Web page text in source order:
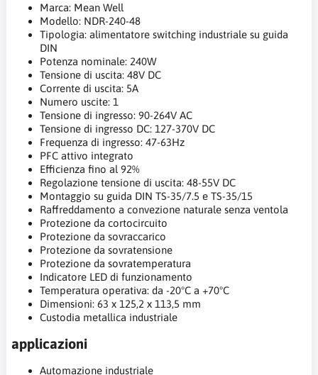
Marca: Mean Well
Modello: NDR-240-48
Tipologia: alimentatore switching industriale su guida
DIN
Potenza nominale: 240W
Tensione di uscita: 48V DC
Corrente di uscita: 5A
Numero uscite: 1
Tensione di ingresso: 90-264V AC
Tensione di ingresso DC: 127-370V DC
Frequenza di ingresso: 47-63Hz
PFC attivo integrato
Efficienza fino al 92%
Regolazione tensione di uscita: 48-55V DC
Montaggio su guida DIN TS-35/7.5 e TS-35/15
Raffreddamento a convezione naturale senza ventola
Protezione da cortocircuito
Protezione da sovraccarico
Protezione da sovratensione
Protezione da sovratemperatura
Indicatore LED di funzionamento
Temperatura operativa: da -20°C a +70°C
Dimensioni: 63 x 125,2 x 113,5 mm
Custodia metallica industriale
applicazioni
Automazione industriale